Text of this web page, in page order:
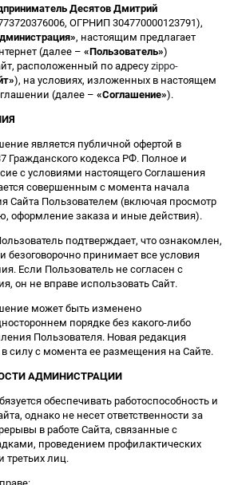
Десятов Дмитрий
ОГРНИП 304770000123791),
, настоящим предлагает
(далее – «Пользователь»)
расположенный по адресу zippo-
), на условиях, изложенных в настоящем
(далее – «Соглашение»).
является публичной офертой в
Гражданского кодекса РФ. Полное и
с условиями настоящего Соглашения
совершенным с момента начала
Сайта Пользователем (включая просмотр
оформление заказа и иные действия).
подтверждает, что ознакомлен,
безоговорочно принимает все условия
Если Пользователь не согласен с
он не вправе использовать Сайт.
может быть изменено
порядке без какого-либо
Пользователя. Новая редакция
силу с момента ее размещения на Сайте.
АДМИНИСТРАЦИИ
обеспечивать работоспособность и
однако не несет ответственности за
в работе Сайта, связанные с
проведением профилактических
третьих лиц.